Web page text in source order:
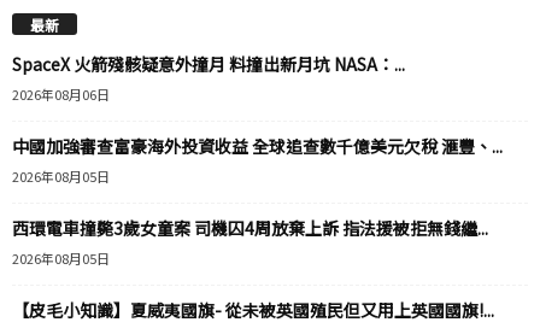
最新
SpaceX 火箭殘骸疑意外撞月 料撞出新月坑 NASA：...
2026年08月06日
中國加強審查富豪海外投資收益 全球追查數千億美元欠稅 滙豐、...
2026年08月05日
西環電車撞斃3歲女童案 司機囚4周放棄上訴 指法援被拒無錢繼...
2026年08月05日
【皮毛小知識】夏威夷國旗- 從未被英國殖民但又用上英國國旗!...